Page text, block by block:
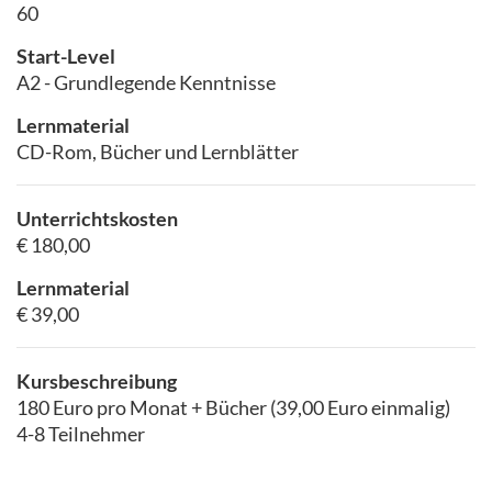
60
Start-Level
A2 - Grundlegende Kenntnisse
Lernmaterial
CD-Rom, Bücher und Lernblätter
Kursbeschreibung
180 Euro pro Monat + Bücher (39,00 Euro einmalig)
4-8 Teilnehmer
Unterrichtskosten
€ 180,00
Lernmaterial
€ 39,00